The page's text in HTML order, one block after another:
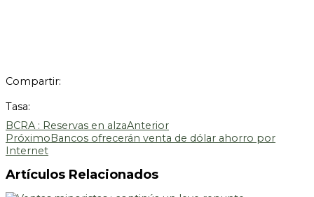
Compartir:
Tasa:
BCRA : Reservas en alzaAnterior
PróximoBancos ofrecerán venta de dólar ahorro por
Internet
Artículos Relacionados